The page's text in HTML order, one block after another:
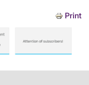
Print